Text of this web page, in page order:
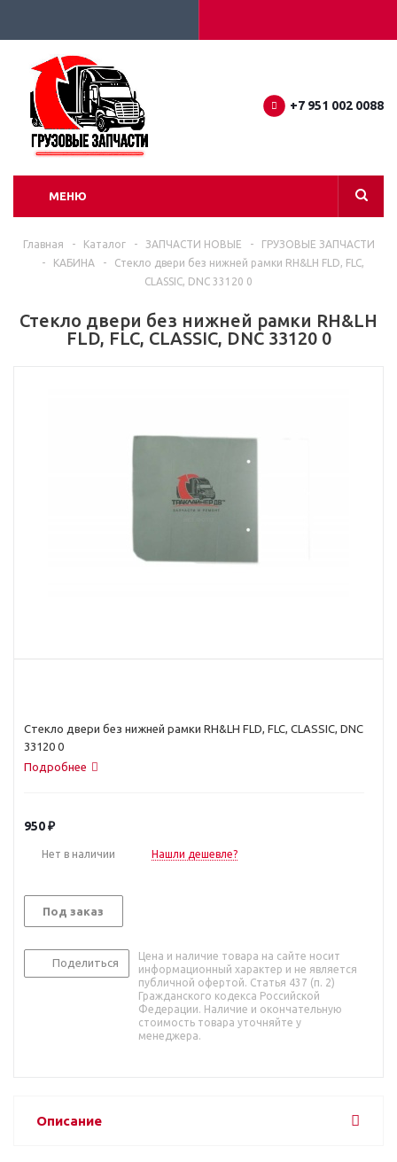
+7 951 002 0088
МЕНЮ
Главная - Каталог - ЗАПЧАСТИ НОВЫЕ -
ГРУЗОВЫЕ ЗАПЧАСТИ
-
КАБИНА -
Стекло двери без нижней рамки RH&LH FLD, FLC,
CLASSIC, DNC 33120 0
Стекло двери без нижней рамки RH&LH
FLD, FLC, CLASSIC, DNC 33120 0
Стекло двери без нижней рамки RH&LH FLD, FLC, CLASSIC, DNC
33120 0
Подробнее
950₽
Нет в наличии Нашли дешевле?
Под заказ
Поделиться
Цена и наличие товара на сайте носит
информационный характер и не является
публичной офертой. Статья 437 (п. 2)
Гражданского кодекса Российской
Федерации. Наличие и окончательную
стоимость товара уточняйте у
менеджера.
Описание